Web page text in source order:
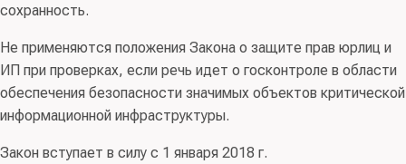
сохранность.
Не применяются положения Закона о защите прав юрлиц и
ИП при проверках, если речь идет о госконтроле в области
обеспечения безопасности значимых объектов критической
информационной инфраструктуры.
Закон вступает в силу с 1 января 2018 г.